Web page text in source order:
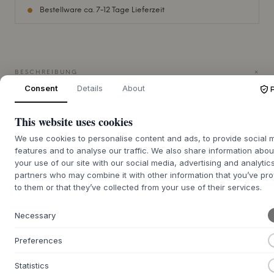
Bestellware ca. 7-12 Tage Lieferzeit
BESCHREIBUNG +
Der Kerzenständer HDAnit vonHouse Doctor
gefertigt. Seine weiche, runde Silhouette schafft einen
Antique Brass Finish, das einen rohen und einzigartigen
Glanz verleiht, oder einem Silver Finish, das raffinierten
Glanz mit einer industriellen Note ausbalanciert. Dieser
Kerzenständer ist ein skulpturales Element für sich, das mit
Esstisch oder einem Regal, wo er allein stehen und Blicke
Teelichter und Standardkerzen und schafft eine einladende
Consent Details About
This website uses cookies
We use cookies to personalise content and ads, to provide social
features and to analyse our traffic. We also share information
your use of our site with our social media, advertising and
partners who may combine it with other information that you’ve
to them or that they’ve collected from your use of their services.
Necessary
Preferences
Statistics